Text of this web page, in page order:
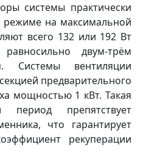
системы практически
на максимальной
всего 132 или 192 Вт
двум-трём
Системы вентиляции
предварительного
мощностью 1 кВт. Такая
препятствует
что гарантирует
рекуперации